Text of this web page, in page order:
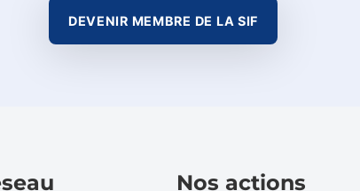
DEVENIR MEMBRE DE LA SIF
Nos actions